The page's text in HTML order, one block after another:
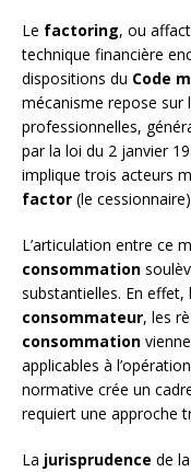
Le factoring, ou
technique financière
dispositions du Code
mécanisme repose sur
professionnelles,
par la loi du 2 janvier
implique trois acteurs
factor (le
L’articulation entre ce
consommation
substantielles. En
consommateur, les
consommation
applicables à
normative crée un
requiert une approche
La jurisprudence de la